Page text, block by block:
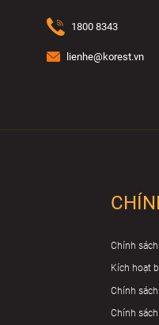
1800 8343
lienhe@korest.vn
Chính
Kích hoạt
Chính
Chính